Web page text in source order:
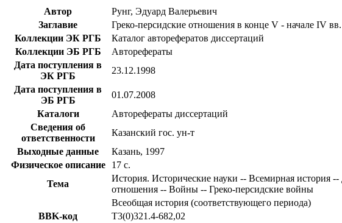
Автор
Рунг, Эдуард Валерьевич
Заглавие
Греко-персидские отношения в конце V - начале IV
Коллекции ЭК РГБ
Каталог авторефератов диссертаций
Коллекции ЭБ РГБ
Авторефераты
Дата поступления в
ЭК РГБ
23.12.1998
Дата поступления в
ЭБ РГБ
01.07.2008
Каталоги
Авторефераты диссертаций
Сведения об
ответственности
Казанский гос. ун-т
Выходные данные
Казань, 1997
Физическое описание
17 с.
Тема
История. Исторические науки -- Всемирная
отношения -- Войны -- Греко-персидские войны
Всеобщая история (соответствующего периода)
BBK-код
Т3(0)321.4-682,02